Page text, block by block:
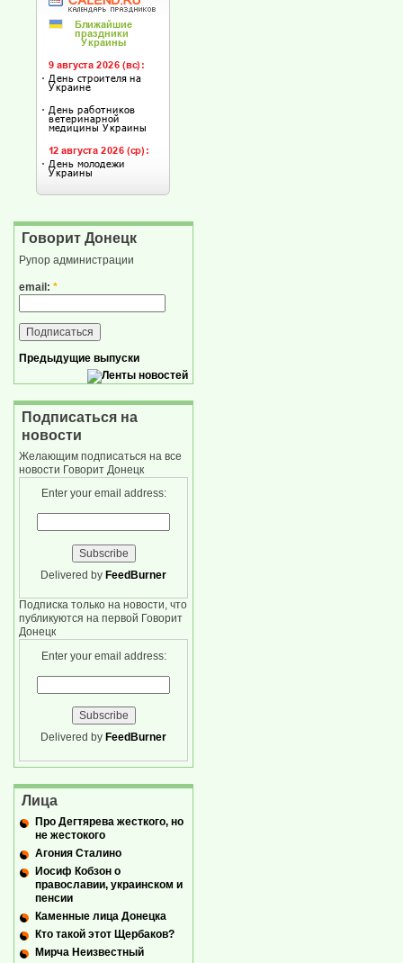
Говорит Донецк
Рупор администрации
email: *
Предыдущие выпуски
Подписаться на
новости
Желающим подписаться на все
новости Говорит Донецк
Enter your email address:
Delivered by FeedBurner
Подписка только на новости, что
публикуются на первой Говорит
Донецк
Enter your email address:
Delivered by FeedBurner
Лица
Про Дегтярева жесткого, но
не жестокого
Агония Сталино
Иосиф Кобзон о
православии, украинском и
пенсии
Каменные лица Донецка
Кто такой этот Щербаков?
Мирча Неизвестный